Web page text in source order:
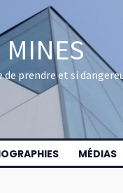
MINES
de prendre et si
MÉDIAS